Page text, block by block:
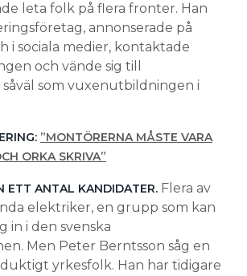
leta folk på flera fronter. Han
annonserade på
i sociala medier, kontaktade
och vände sig till
som vuxenutbildningen i
”MONTÖRERNA MÅSTE VARA
ORKA SKRIVA”
ETT ANTAL KANDIDATER. Flera av
elektriker, en grupp som kan
in i den svenska
Men Peter Berntsson såg en
yrkesfolk. Han har tidigare